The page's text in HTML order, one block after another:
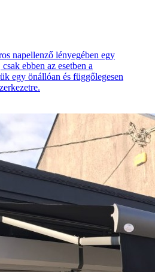
napellenző lényegében egy
ebben az esetben a
egy önállóan és függőlegesen